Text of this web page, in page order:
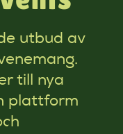
utbud av
till nya
plattform